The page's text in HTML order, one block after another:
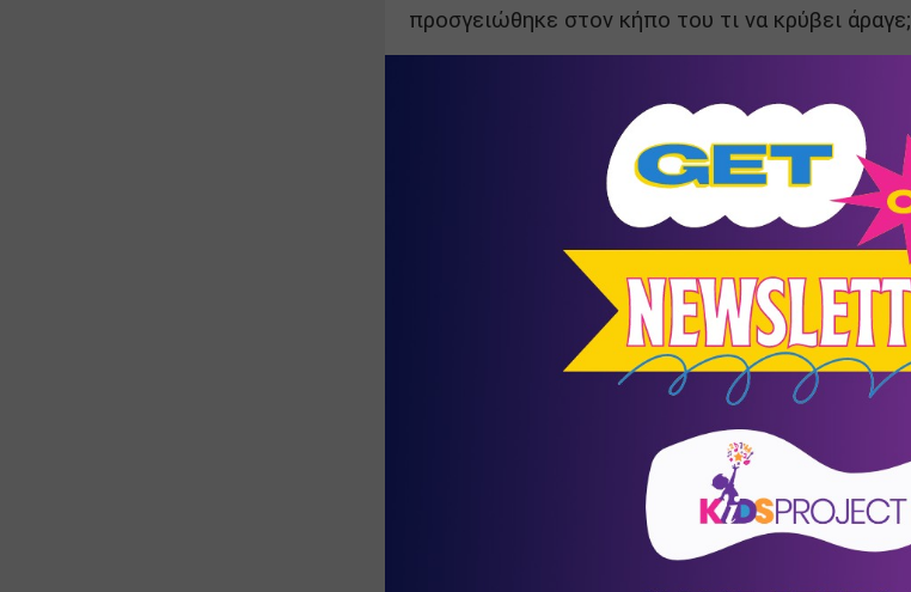
προσγειώθηκε στον κήπο του τι να κρύβει άραγε;
Μάρω Αλεξάνδρου
Κατάλληλο για ηλικίες 5 έως 11 ετών